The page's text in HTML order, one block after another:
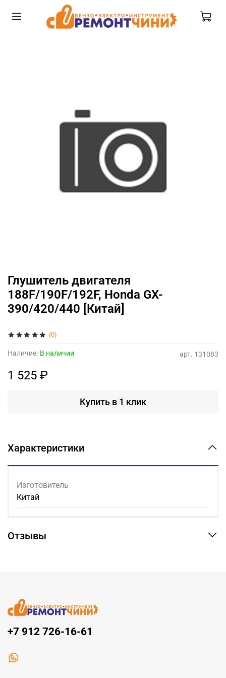
(0)
арт. 131083
Наличие: В наличии
Глушитель двигателя
188F/190F/192F, Honda GX-
390/420/440 [Китай]
1 525 ₽
Купить в 1 клик
Характеристики
Изготовитель
Китай
Отзывы
+7 912 726-16-61